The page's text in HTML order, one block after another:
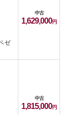
ゼ
中古
1,629,000
中古
1,815,000